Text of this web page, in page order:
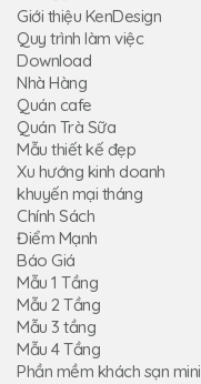
Giới thiệu KenDesign
Quy trình làm việc
Download
Nhà Hàng
Quán cafe
Quán Trà Sữa
Mẫu thiết kế đẹp
Xu hướng kinh doanh
khuyến mại tháng
Chính Sách
Điểm Mạnh
Báo Giá
Mẫu 1 Tầng
Mẫu 2 Tầng
Mẫu 3 tầng
Mẫu 4 Tầng
Phần mềm khách sạn mini